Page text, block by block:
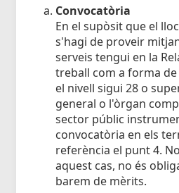
Convocatòria
En el supòsit que el
s'hagi de proveir
serveis tengui en la
treball com a forma
el nivell sigui 28 o
general o l'òrgan
sector públic
convocatòria en els
referència el punt 4.
aquest cas, no és
barem de mèrits.